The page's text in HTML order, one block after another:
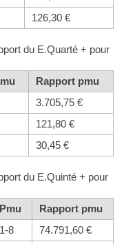
126,30 €
du E.Quarté + pour
Rapport pmu
3.705,75 €
121,80 €
30,45 €
du E.Quinté + pour
Rapport pmu
8
74.791,60 €